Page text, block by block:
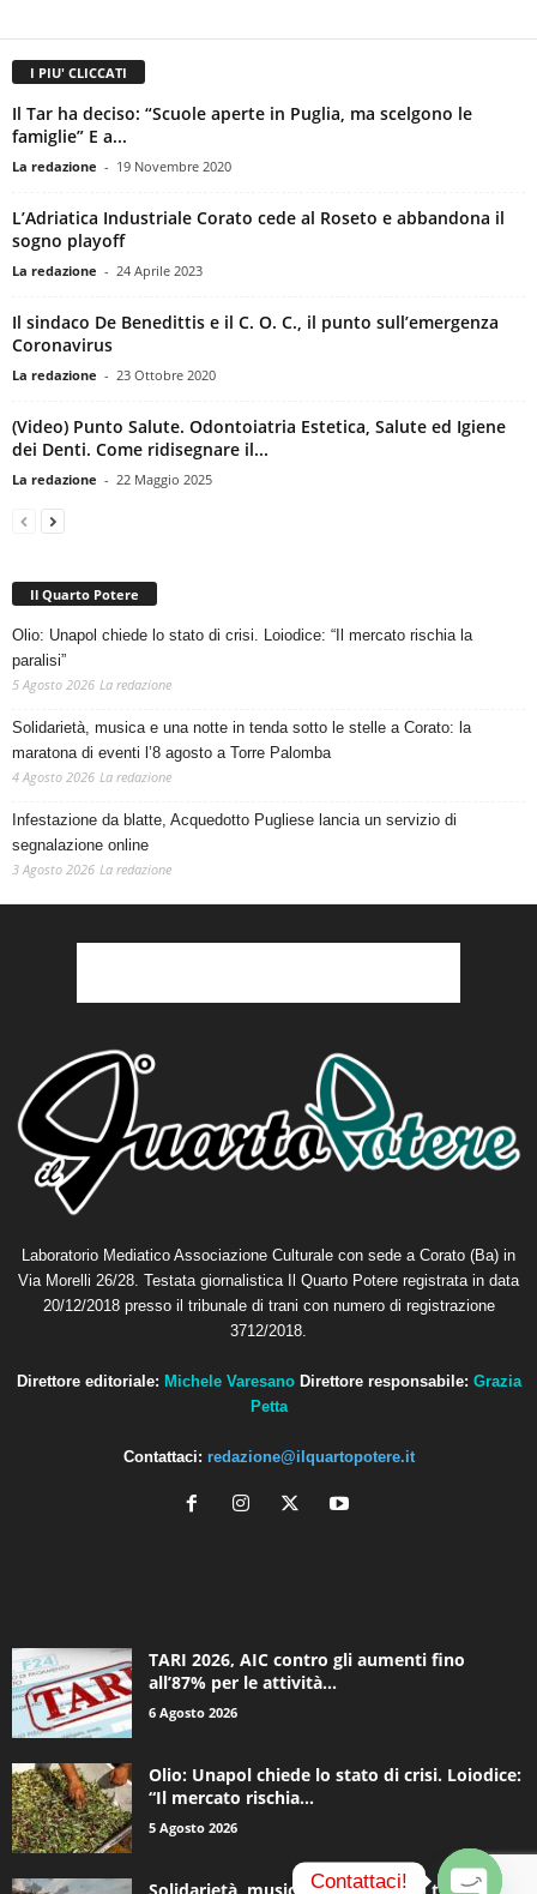
I PIU' CLICCATI
Il Tar ha deciso: “Scuole aperte in Puglia, ma scelgono le
famiglie” E a...
La redazione - 19 Novembre 2020
L’Adriatica Industriale Corato cede al Roseto e abbandona il
sogno playoff
La redazione - 24 Aprile 2023
Il sindaco De Benedittis e il C. O. C., il punto sull’emergenza
Coronavirus
La redazione - 23 Ottobre 2020
(Video) Punto Salute. Odontoiatria Estetica, Salute ed Igiene
dei Denti. Come ridisegnare il...
La redazione - 22 Maggio 2025
Il Quarto Potere
Olio: Unapol chiede lo stato di crisi. Loiodice: “Il mercato rischia la
paralisi”
5 Agosto 2026 La redazione
Solidarietà, musica e una notte in tenda sotto le stelle a Corato: la
maratona di eventi l’8 agosto a Torre Palomba
4 Agosto 2026 La redazione
Infestazione da blatte, Acquedotto Pugliese lancia un servizio di
segnalazione online
3 Agosto 2026 La redazione
Laboratorio Mediatico Associazione Culturale con sede a Corato (Ba) in
Via Morelli 26/28. Testata giornalistica Il Quarto Potere registrata in data
20/12/2018 presso il tribunale di trani con numero di registrazione
3712/2018.
Direttore editoriale: Michele Varesano Direttore responsabile: Grazia
Petta
Contattaci: redazione@ilquartopotere.it
TARI 2026, AIC contro gli aumenti fino
all’87% per le attività...
6 Agosto 2026
Olio: Unapol chiede lo stato di crisi. Loiodice:
“Il mercato rischia...
5 Agosto 2026
Contattaci!